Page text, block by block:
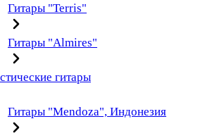
Гитары "Terris"
Гитары "Almires"
гитары
Гитары "Mendoza", Индонезия